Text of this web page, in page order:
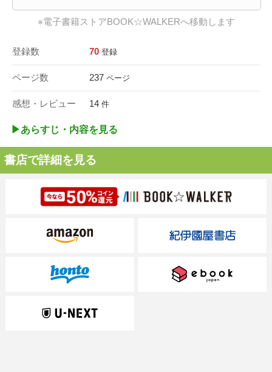
※電子書籍ストアBOOK☆WALKERへ移動します
登録数 70 登録
ページ数 237 ページ
感想・レビュー 14 件
▶︎あらすじ・内容を見る
書店で詳細を見る